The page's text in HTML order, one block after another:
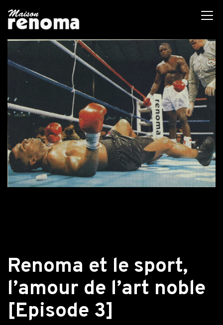
Renoma et le sport,
l’amour de l’art noble
[Episode 3]